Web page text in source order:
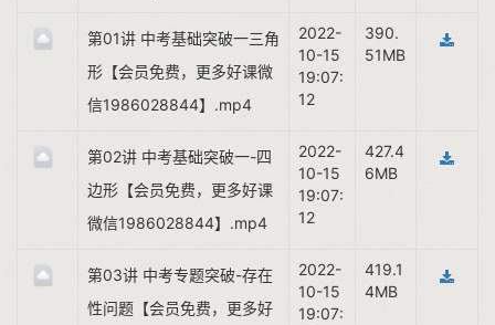
第01讲 中考基础突破一三角
形【会员免费，更多好课微
信1986028844】.mp4
2022-
10-15
19:07:
12
390.
51MB
第02讲 中考基础突破一-四
边形【会员免费，更多好课
微信1986028844】.mp4
2022-
10-15
19:07:
12
427.4
6MB
第03讲 中考专题突破-存在
性问题【会员免费，更多好
2022-
10-15
19:07:
419.1
4MB